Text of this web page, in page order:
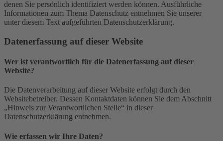
denen Sie persönlich identifiziert werden können. Ausführliche
Informationen zum Thema Datenschutz entnehmen Sie unserer
unter diesem Text aufgeführten Datenschutzerklärung.
Datenerfassung auf dieser Website
Wer ist verantwortlich für die Datenerfassung auf dieser
Website?
Die Datenverarbeitung auf dieser Website erfolgt durch den
Websitebetreiber. Dessen Kontaktdaten können Sie dem Abschnitt
„Hinweis zur Verantwortlichen Stelle“ in dieser
Datenschutzerklärung entnehmen.
Wie erfassen wir Ihre Daten?